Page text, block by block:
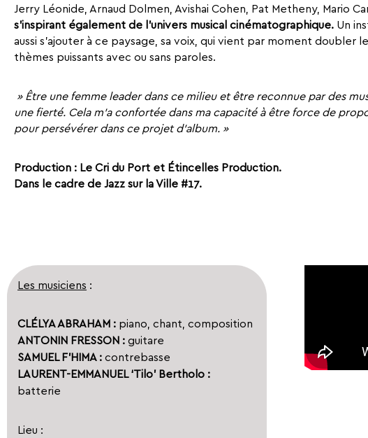
Jerry Léonide, Arnaud Dolmen, Avishai Cohen, Pat Metheny, Mario
s’inspirant également de l’univers musical cinématographique. Un
aussi s’ajouter à ce paysage, sa voix, qui vient par moment doubler
thèmes puissants avec ou sans paroles.
» Être une femme leader dans ce milieu et être reconnue par des
une fierté. Cela m’a confortée dans ma capacité à être force de
pour persévérer dans ce projet d’album. »
Production : Le Cri du Port et Étincelles Production.
Dans le cadre de Jazz sur la Ville #17.
Les musiciens :
CLÉLYA ABRAHAM : piano, chant, composition
ANTONIN FRESSON : guitare
SAMUEL F’HIMA : contrebasse
LAURENT-EMMANUEL ‘Tilo’ Bertholo :
batterie
Lieu :